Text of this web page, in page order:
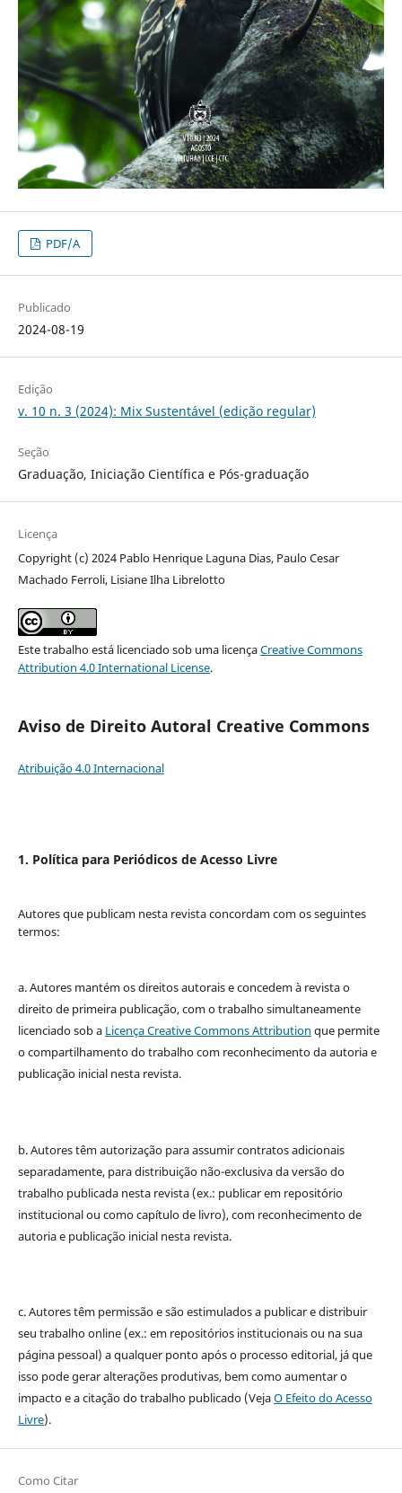
PDF/A
Publicado
2024-08-19
Edição
v. 10 n. 3 (2024): Mix Sustentável (edição regular)
Seção
Graduação, Iniciação Científica e Pós-graduação
Licença
Copyright (c) 2024 Pablo Henrique Laguna Dias, Paulo Cesar
Machado Ferroli, Lisiane Ilha Librelotto
Este trabalho está licenciado sob uma licençaCreative Commons
Attribution 4.0 International License.
Aviso de Direito Autoral Creative Commons
Atribuição 4.0 Internacional
1. Política para Periódicos de Acesso Livre
Autores que publicam nesta revista concordam com os seguintes
termos:
a. Autores mantém os direitos autorais e concedem à revista o
direito de primeira publicação, com o trabalho simultaneamente
licenciado sob a Licença Creative Commons Attribution que permite
o compartilhamento do trabalho com reconhecimento da autoria e
publicação inicial nesta revista.
b. Autores têm autorização para assumir contratos adicionais
separadamente, para distribuição não-exclusiva da versão do
trabalho publicada nesta revista (ex.: publicar em repositório
institucional ou como capítulo de livro), com reconhecimento de
autoria e publicação inicial nesta revista.
c. Autores têm permissão e são estimulados a publicar e distribuir
seu trabalho online (ex.: em repositórios institucionais ou na sua
página pessoal) a qualquer ponto após o processo editorial, já que
isso pode gerar alterações produtivas, bem como aumentar o
impacto e a citação do trabalho publicado (VejaO Efeito do Acesso
Livre).
Como Citar